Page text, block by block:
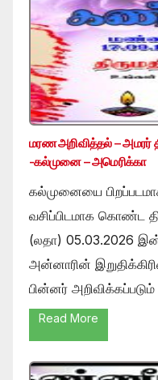
மரண அறிவித்தல் – அமரர்
-கல்முனை – அமெரிக்கா
கல்முனையை
வசிப்பிடமாக கொண்ட
(லதா) 05.03.2026
அன்னாரின்
பின்னர்
Read More